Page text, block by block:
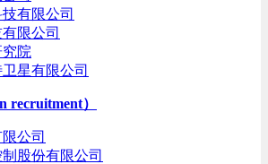
有限公司
限公司
院
星有限公司
recruitment）
公司
股份有限公司